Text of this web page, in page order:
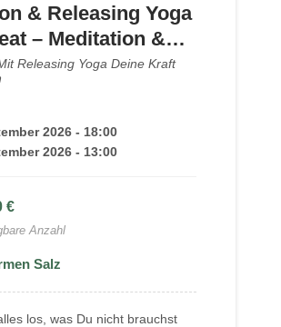
& Releasing Yoga
– Meditation &
im Kloster
Releasing Yoga Deine Kraft
2026 - 18:00
2026 - 13:00
€
Anzahl
Salz
los, was Du nicht brauchst